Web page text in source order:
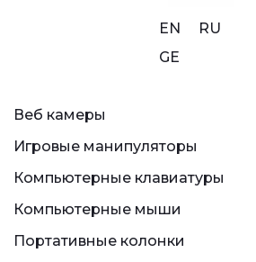
Веб камеры
Игровые манипуляторы
Компьютерные клавиатуры
Компьютерные мыши
EN
RU
GE
Портативные колонки